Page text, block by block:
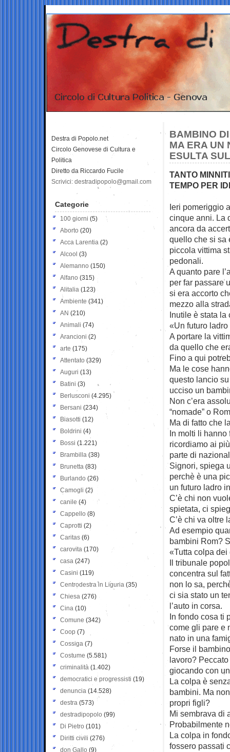
BAMBINO
MA ERA UN
ESULTA
TANTO
TEMPO PER
Ieri pomeriggio
cinque anni. La
ancora da
quello che si sa
piccola vittima
pedonali.
A quanto pare
per far passare
si era accorto
mezzo alla
Inutile è stata la
«Un futuro
A portare la
da quello che
Fino a qui
Ma le cose
questo lancio
ucciso un
Non c’era
“nomade” o
Ma di fatto che
In molti li hanno
ricordiamo ai
parte di
Signori, spiega
perchè è una
un futuro ladro
C’è chi non
spietata, ci
C’è chi va oltre
Ad esempio
bambini Rom?
«Tutta colpa dei
Il tribunale
concentra sul
non lo sa,
ci sia stato un
l’auto in corsa.
In fondo cosa ti
come gli pare e
nato in una
Forse il
lavoro?
giocando con
La colpa è
bambini. Ma
propri figli?
Mi sembrava di
Probabilmente
La colpa in
fossero passati
Destra di Popolo.net
Circolo Genovese di Cultura e
Politica
Diretto da Riccardo Fucile
Scrivici: destradipopolo@gmail.com
Categorie
100 giorni (5)
Aborto (20)
Acca Larentia (2)
Alcool (3)
Alemanno (150)
Alfano (315)
Alitalia (123)
Ambiente (341)
AN (210)
Animali (74)
Arancioni (2)
arte (175)
Attentato (329)
Auguri (13)
Batini (3)
Berlusconi (4.295)
Bersani (234)
Biasotti (12)
Boldrini (4)
Bossi (1.221)
Brambilla (38)
Brunetta (83)
Burlando (26)
Camogli (2)
canile (4)
Cappello (8)
Caprotti (2)
Caritas (6)
carovita (170)
casa (247)
Casini (119)
Centrodestra in Liguria (35)
Chiesa (276)
Cina (10)
Comune (342)
Coop (7)
Cossiga (7)
Costume (5.581)
criminalità (1.402)
democratici e progressisti (19)
denuncia (14.528)
destra (573)
destradipopolo (99)
Di Pietro (101)
Diritti civili (276)
don Gallo (9)